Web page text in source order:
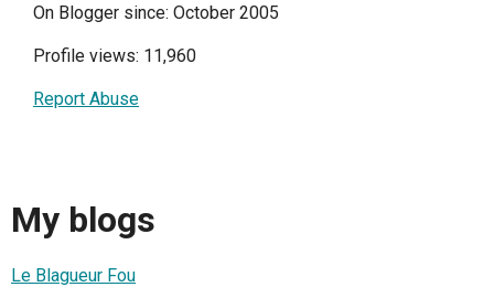
On Blogger since: October 2005
Profile views: 11,960
Report Abuse
My blogs
Le Blagueur Fou